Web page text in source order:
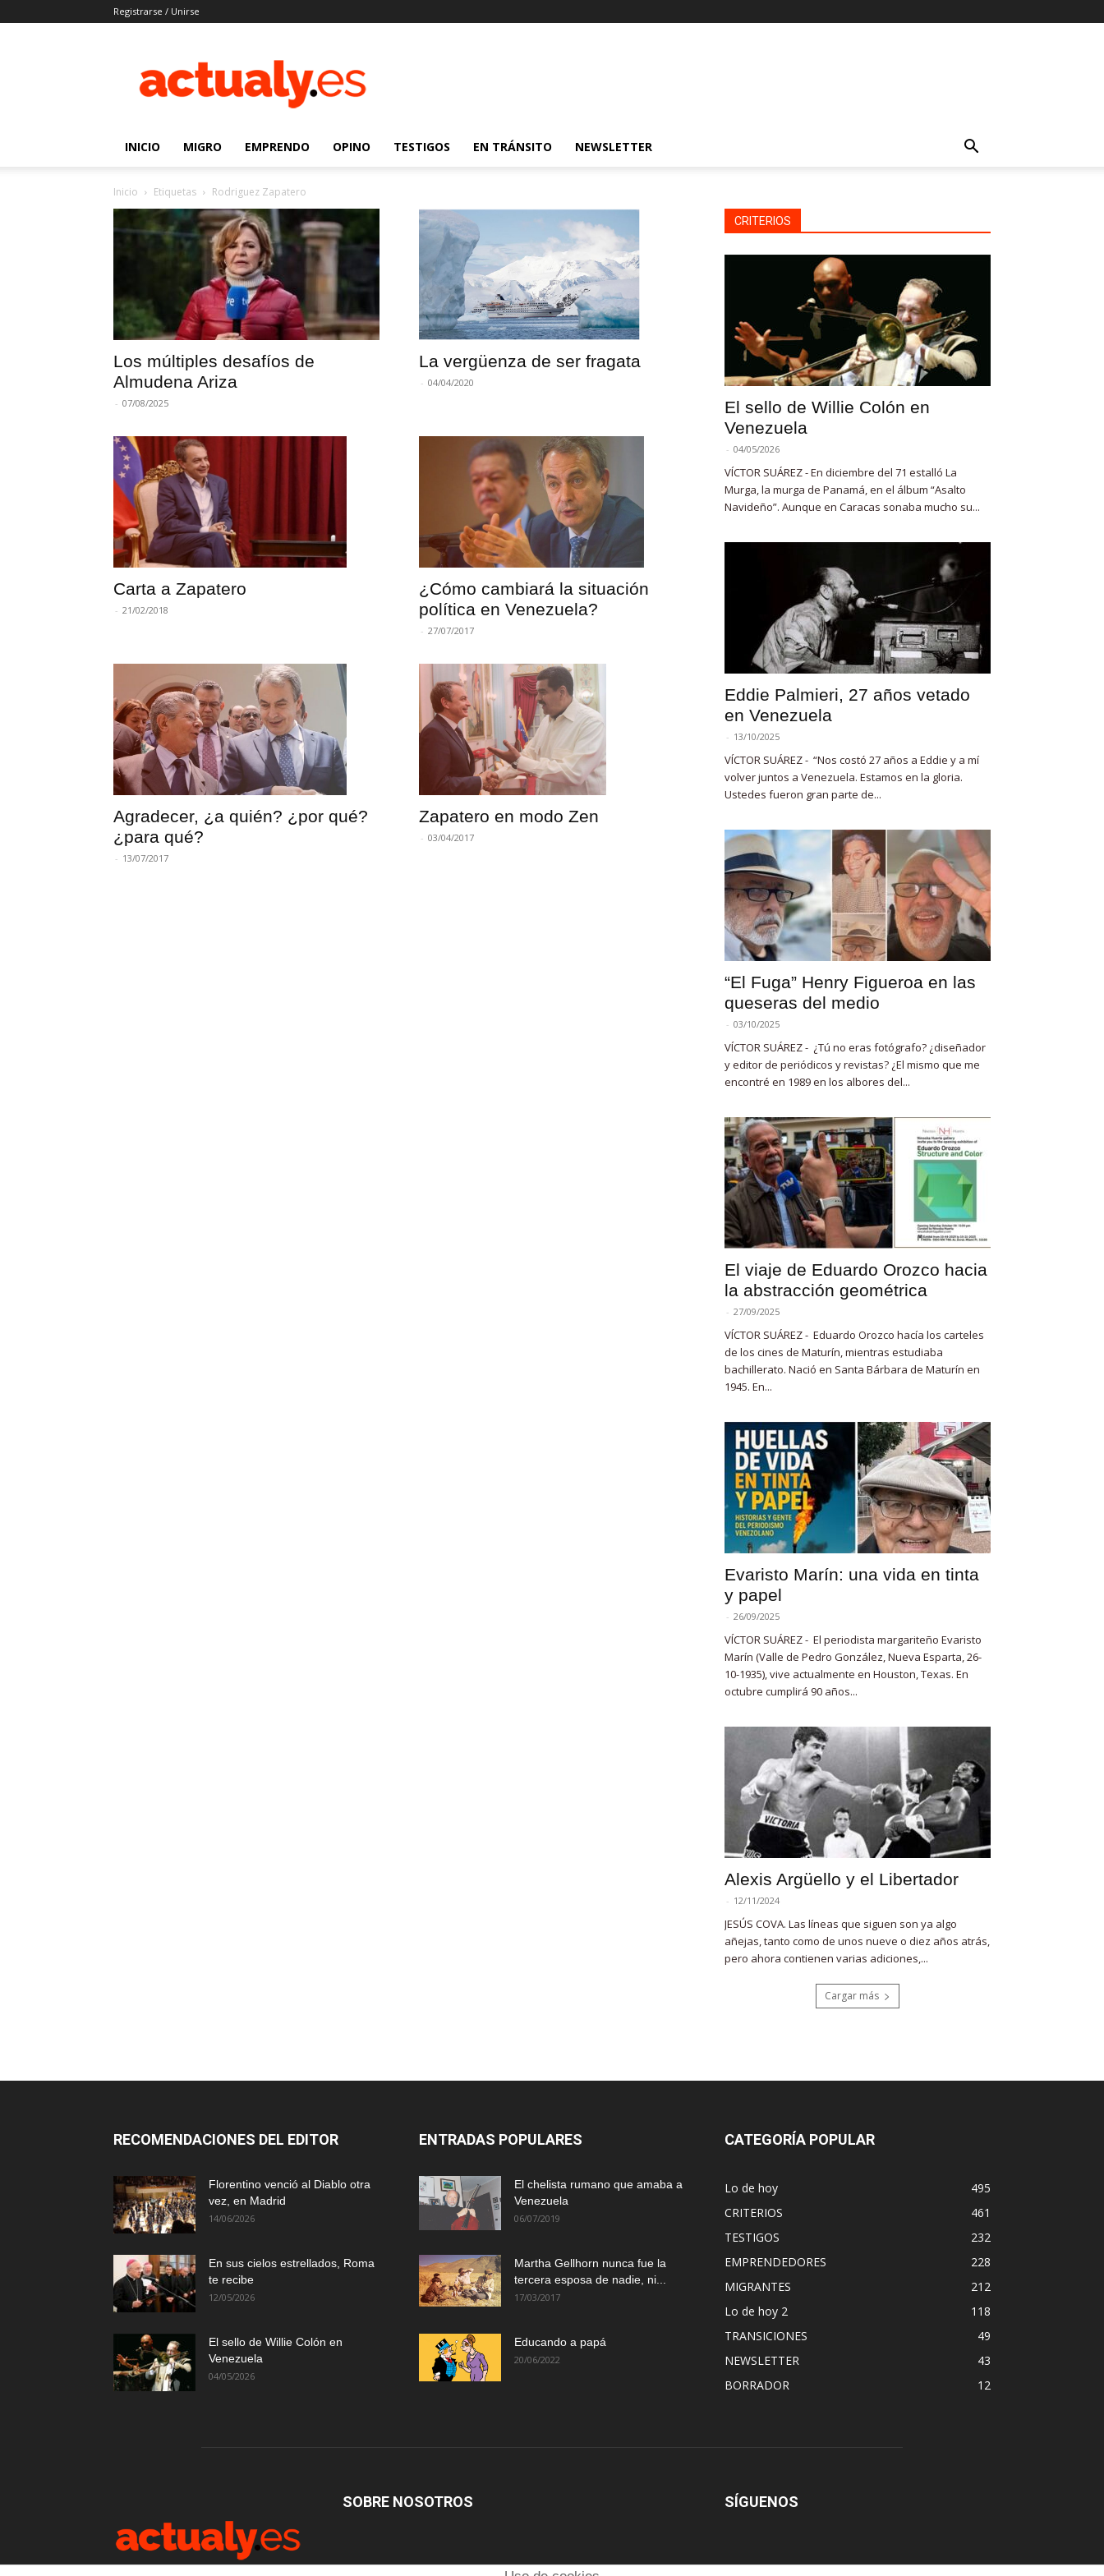
Registrarse / Unirse
|
Noticias
venezolanos
INICIO MIGRO EMPRENDO OPINO TESTIGOS EN TRÁNSITO NEWSLETTER
Inicio Etiquetas Rodriguez Zapatero
Los múltiples desafíos de
Almudena Ariza
- 07/08/2025
La vergüenza de ser fragata
- 04/04/2020
Carta a Zapatero
- 21/02/2018
¿Cómo cambiará la situación
política en Venezuela?
- 27/07/2017
Agradecer, ¿a quién? ¿por qué?
¿para qué?
- 13/07/2017
Zapatero en modo Zen
- 03/04/2017
CRITERIOS
El sello de Willie Colón en
Venezuela
- 04/05/2026
VÍCTOR SUÁREZ - En diciembre del 71 estalló La
Murga, la murga de Panamá, en el álbum “Asalto
Navideño”. Aunque en Caracas sonaba mucho su...
Eddie Palmieri, 27 años vetado
en Venezuela
- 13/10/2025
VÍCTOR SUÁREZ - “Nos costó 27 años a Eddie y a mí
volver juntos a Venezuela. Estamos en la gloria.
Ustedes fueron gran parte de...
“El Fuga” Henry Figueroa en las
queseras del medio
- 03/10/2025
VÍCTOR SUÁREZ - ¿Tú no eras fotógrafo? ¿diseñador
y editor de periódicos y revistas? ¿El mismo que me
encontré en 1989 en los albores del...
El viaje de Eduardo Orozco hacia
la abstracción geométrica
- 27/09/2025
VÍCTOR SUÁREZ - Eduardo Orozco hacía los carteles
de los cines de Maturín, mientras estudiaba
bachillerato. Nació en Santa Bárbara de Maturín en
1945. En...
Evaristo Marín: una vida en tinta
y papel
- 26/09/2025
VÍCTOR SUÁREZ - El periodista margariteño Evaristo
Marín (Valle de Pedro González, Nueva Esparta, 26-
10-1935), vive actualmente en Houston, Texas. En
octubre cumplirá 90 años...
Alexis Argüello y el Libertador
- 12/11/2024
JESÚS COVA. Las líneas que siguen son ya algo
añejas, tanto como de unos nueve o diez años atrás,
pero ahora contienen varias adiciones,...
Cargar más
RECOMENDACIONES DEL EDITOR
Florentino venció al Diablo otra
vez, en Madrid
14/06/2026
En sus cielos estrellados, Roma
te recibe
12/05/2026
El sello de Willie Colón en
Venezuela
04/05/2026
ENTRADAS POPULARES
El chelista rumano que amaba a
Venezuela
06/07/2019
Martha Gellhorn nunca fue la
tercera esposa de nadie, ni...
17/03/2017
Educando a papá
20/06/2022
CATEGORÍA POPULAR
Lo de hoy
495
CRITERIOS
461
TESTIGOS
232
EMPRENDEDORES
228
MIGRANTES
212
Lo de hoy 2
118
TRANSICIONES
49
NEWSLETTER
43
BORRADOR
12
SOBRE NOSOTROS SÍGUENOS